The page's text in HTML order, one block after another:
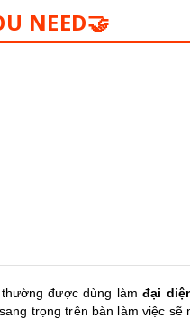
NEED🤝
thường được dùng làmđại
trọng trên bàn làm việc sẽ